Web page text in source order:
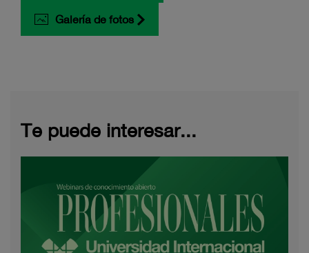
Galería de fotos
Te puede interesar...